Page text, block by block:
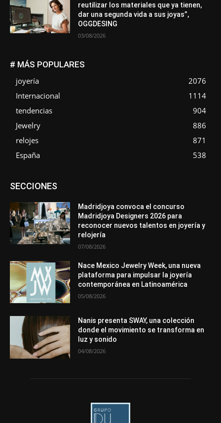
reutilizar los materiales que ya tienen,
dar una segunda vida a sus joyas”,
OGGDESING
03/08/2026
# MÁS POPULARES
joyería
2076
Internacional
1114
tendencias
904
Jewelry
886
relojes
871
España
538
SECCIONESAsociaciones
Entrevistas
Mundo Técnico
Novedades Opiniones
Perspectiva
Premios
Secciones Sin categoría
Más
Madridjoya convoca el concurso
Madridjoya Designers 2026 para
reconocer nuevos talentos en joyería y
relojería
07/08/2026
Nace Mexico Jewelry Week, una nueva
plataforma para impulsar la joyería
contemporánea en Latinoamérica
05/08/2026
Nanis presenta SWAY, una colección
donde el movimiento se transforma en
luz y sonido
04/08/2026